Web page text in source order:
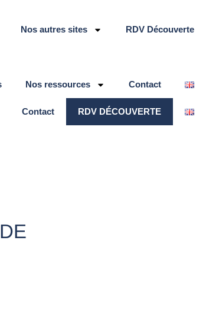
Nos autres sites RDV Découverte
Nos ressources Contact
Contact RDV DÉCOUVERTE